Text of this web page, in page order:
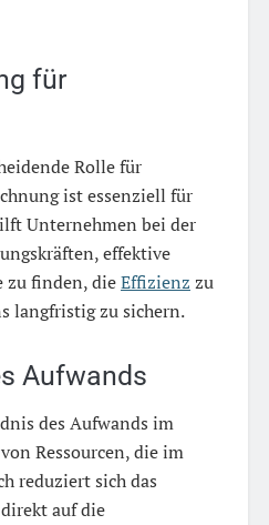
für
Rolle für
ist essenziell für
Unternehmen bei der
effektive
zu finden, dieEffizienz zu
langfristig zu sichern.
Aufwands
des Aufwands im
Ressourcen, die im
reduziert sich das
auf die